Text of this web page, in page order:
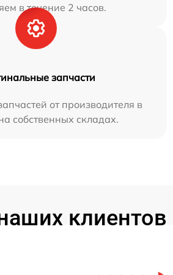
в течение 2 часов.
запчасти
от производителя в
собственных складах.
клиентов